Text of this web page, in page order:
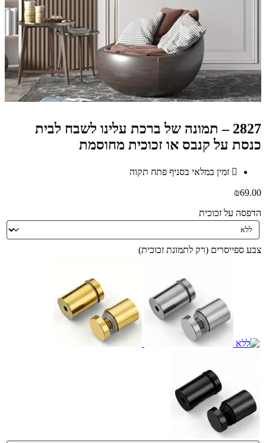
2827 – תמונה של ברכת עלינו לשבח לבית
כנסת על קנבס או זכוכית מחוסמת
זמין במלאי בסניף פתח תקוה
₪69.00
הדפסה על זכוכית
צבע ספייסרים (רק לתמונת זכוכית)